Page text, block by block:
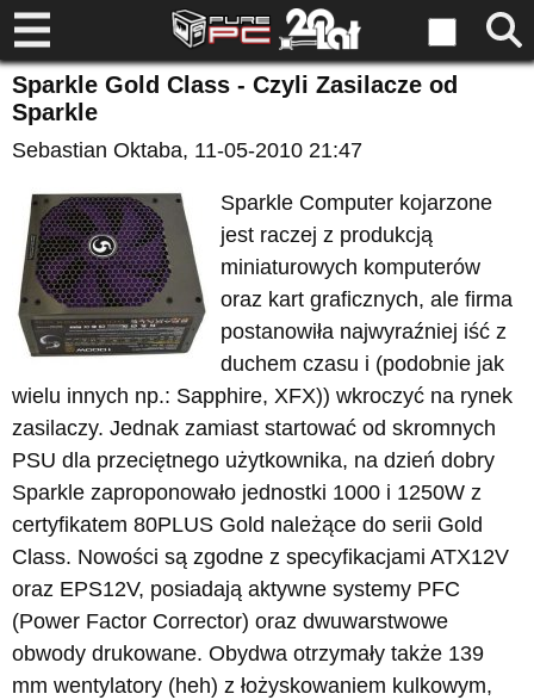
Sparkle Gold Class - Czyli Zasilacze od
Sparkle
Sebastian Oktaba, 11-05-2010 21:47
Sparkle Computer kojarzone
jest raczej z produkcją
miniaturowych komputerów
oraz kart graficznych, ale firma
postanowiła najwyraźniej iść z
duchem czasu i (podobnie jak
wielu innych np.: Sapphire, XFX)) wkroczyć na rynek
zasilaczy. Jednak zamiast startować od skromnych
PSU dla przeciętnego użytkownika, na dzień dobry
Sparkle zaproponowało jednostki 1000 i 1250W z
certyfikatem 80PLUS Gold należące do serii Gold
Class. Nowości są zgodne z specyfikacjami ATX12V
oraz EPS12V, posiadają aktywne systemy PFC
(Power Factor Corrector) oraz dwuwarstwowe
obwody drukowane. Obydwa otrzymały także 139
mm wentylatory (heh) z łożyskowaniem kulkowym,